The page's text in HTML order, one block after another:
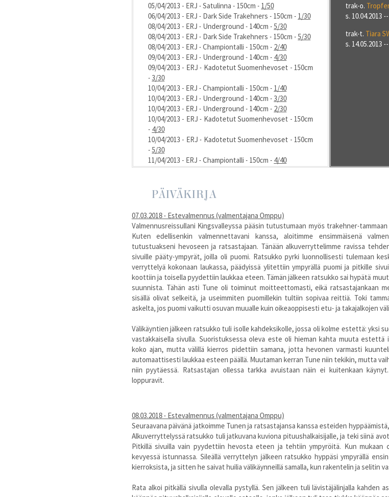
05/04/2013 - ERJ - Satulinna - 150cm - 1/50
06/04/2013 - ERJ - Dark Side Trakehners - 150cm - 1/30
08/04/2013 - ERJ - Underground - 140cm - 5/30
08/04/2013 - ERJ - Dark Side Trakehners - 150cm - 5/30
08/04/2013 - ERJ - Championtalli - 150cm - 2/40
09/04/2013 - ERJ - Underground - 140cm - 4/30
09/04/2013 - ERJ - Kadotetut Suomenhevoset - 150cm
- 3/30
10/04/2013 - ERJ - Championtalli - 150cm - 1/40
10/04/2013 - ERJ - Underground - 140cm - 3/30
10/04/2013 - ERJ - Underground - 140cm - 2/30
10/04/2013 - ERJ - Kadotetut Suomenhevoset - 150cm
- 4/30
10/04/2013 - ERJ - Kadotetut Suomenhevoset - 150cm
- 5/30
11/04/2013 - ERJ - Championtalli - 150cm - 4/40
11/04/2013 - ERJ - Underground - 140cm -1/30
11/04/2013 - ERJ - Kadotetut Suomenhevoset - 150cm
5/30
12/04/2013 - ERJ - Jadessa Warmbloods - 150cm -
13/04/2013 - ERJ - Underground - 140cm -3/30
14/04/2013 - ERJ - Underground - 140cm -
14/04/2013 - ERJ - Arlinda Sporthorses - 150cm -
14/04/2013 - ERJ - Castor Racing Center - 150cm - 4/50
14/04/2013 - ERJ - Jadessa Warmbloods - 150cm -
15/04/2013 - ERJ - Jadessa Warmbloods - 150cm - 6/50
16/04/2013 - ERJ - Jadessa Warmbloods - 150cm -
7/50
16/04/2013 - ERJ - Twisty Puzzle - 150cm - 3/30
16/04/2013 - ERJ - Dark Side Trakehners - 150cm -
1/30
18/04/2013 - ERJ - Dark Side Trakehners - 150cm - 1/30
19/04/2013 - ERJ - Twisty Puzzle - 150cm -
1/30
19/04/2013 - ERJ - Dark Side Trakehners - 150cm - 1/30
19/04/2013 - ERJ - Dark Side Trakehners - 150cm - 5/30
20/04/2013 - ERJ - Jadessa Warmbloods - 150cm -
7/50
20/04/2013 - ERJ - Jadessa Warmbloods - 150cm -
5/50
20/04/2013 - ERJ - Dark Side Trakehners - 150cm -
23/04/2013 - ERJ - Dark Side Trakehners - 150cm -
24/04/2013 - ERJ - Kisakeskus Weldon - 150cm -2/30
25/04/2013 - ERJ - Kisakeskus Weldon - 150cm -5/30
25/04/2013 - ERJ - Dark Side Trakehners - 150cm -4/30
26/04/2013 - ERJ - Dark Side Trakehners - 150cm -1/30
26/04/2013 - ERJ - Kisakeskus Weldon - 150cm -5/30
27/04/2013 - ERJ - Kisakeskus Weldon - 150cm -1/30
trak-o.
s. 10.04.2013
trak-t. Tiara
s. 14.05.2013
PÄIVÄKIRJA
07.03.2018 - Estevalmennus (valmentajana Omppu)
Valmennusreissullani Kingsvalleyssa pääsin tutustumaan myös trakehner-
Kuten edellisenkin valmennettavani kanssa, aloitimme ensimmäisenä
tutustuakseni hevoseen ja ratsastajaan. Tänään alkuverryttelimme ravissa
sivuille pääty-ympyrät, joilla oli puomi. Ratsukko pyrki luonnollisesti tulemaan
verryttelyä kokonaan laukassa, päädyissä ylitettiin ympyrällä puomi ja pitkille
koottiin ja toisella pyydettiin laukkaa eteen. Tämän jälkeen ratsukko sai hypätä
suunnista. Tähän asti Tune oli toiminut moitteettomasti, eikä ratsastajankaan
sisällä olivat selkeitä, ja useimmiten puomillekin tultiin sopivaa reittiä. Toki
askelta, jos puomi vaikutti osuvan muualle kuin oikeaoppisesti etu- ja takajalkojen
Välikäyntien jälkeen ratsukko tuli isolle kahdeksikolle, jossa oli kolme estettä: yksi
vastakkaisella sivulla. Suoristuksessa oleva este oli hieman kahta muuta
koko ajan, mutta välillä kierros pidettiin samana, jotta hevonen varmasti
automaattisesti laukkaa esteen päällä. Muutaman kerran Tune niin tekikin, mutta
niin pyytäessä. Ratsastajan ollessa tarkka avuistaan näin ei kuitenkaan
loppuravit.
08.03.2018 - Estevalmennus (valmentajana Omppu)
Seuraavana päivänä jatkoimme Tunen ja ratsastajansa kanssa esteiden
Alkuverryttelyssä ratsukko tuli jatkuvana kuviona pituushalkaisijalle, ja teki siinä
Pitkillä sivuilla vain pyydettiin hevosta eteen ja tehtiin ympyröitä. Kun mukaan
kevyessä istunnassa. Sileällä verryttelyn jälkeen ratsukko hyppäsi ympyrällä
kierroksista, ja sitten he saivat huilia välikäynneillä samalla, kun rakentelin ja selitin
Rata alkoi pitkällä sivulla olevalla pystyllä. Sen jälkeen tuli lävistäjälinjalla kahden